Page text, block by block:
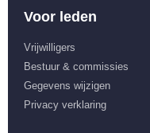
Voor leden
Vrijwilligers
Bestuur & commissies
Gegevens wijzigen
Privacy verklaring